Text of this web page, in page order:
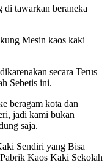
di tawarkan beraneka
Mesin kaos kaki
secara Terus
Sebetis ini.
beragam kota dan
jadi kami bukan
saja.
Sendiri yang Bisa
Kaos Kaki Sekolah